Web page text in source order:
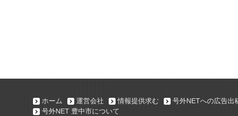
ホーム 運営会社 情報提供求む 号外NETへの広告出
号外NET 豊中市について